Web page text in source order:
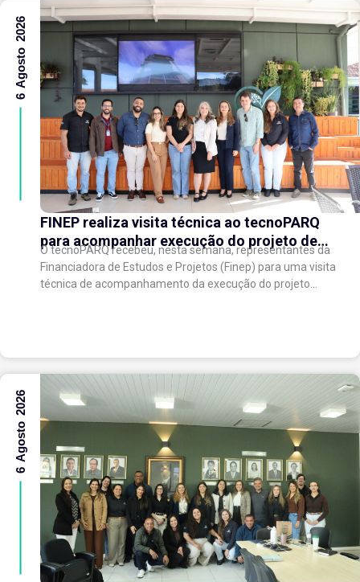
FINEP realiza visita técnica ao tecnoPARQ
para acompanhar execução do projeto de
expansão do Parque Tecnológico
O tecnoPARQ recebeu, nesta semana, representantes da
Financiadora de Estudos e Projetos (Finep) para uma visita
técnica de acompanhamento da execução do projeto
6 Agosto 2026
6 Agosto 2026